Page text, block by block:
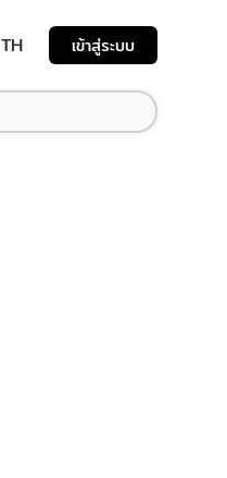
TH เข้าสู่ระบบ